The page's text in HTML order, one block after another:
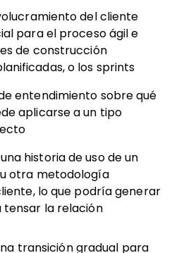
del cliente
para el proceso ágil e
de construcción
o los sprints
entendimiento sobre qué
aplicarse a un tipo
historia de uso de un
otra metodología
lo que podría generar
tensar la relación
transición gradual para